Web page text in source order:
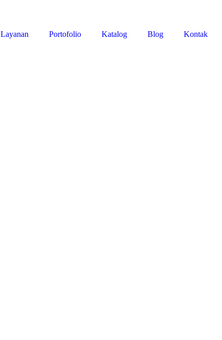
Layanan Portofolio Katalog Blog Kontak